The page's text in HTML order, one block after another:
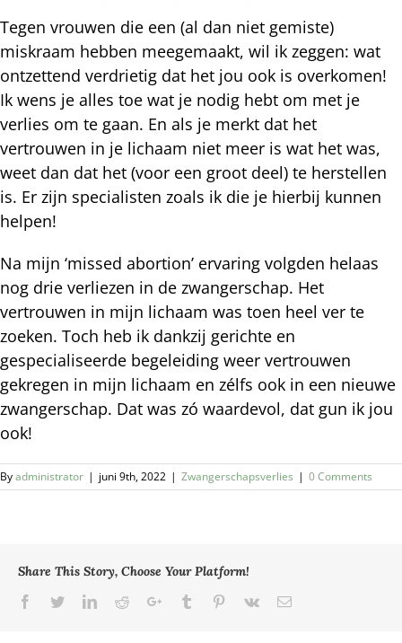
Tegen vrouwen die een (al dan niet gemiste)
miskraam hebben meegemaakt, wil ik zeggen: wat
ontzettend verdrietig dat het jou ook is overkomen!
Ik wens je alles toe wat je nodig hebt om met je
verlies om te gaan. En als je merkt dat het
vertrouwen in je lichaam niet meer is wat het was,
weet dan dat het (voor een groot deel) te herstellen
is. Er zijn specialisten zoals ik die je hierbij kunnen
helpen!
Na mijn ‘missed abortion’ ervaring volgden helaas
nog drie verliezen in de zwangerschap. Het
vertrouwen in mijn lichaam was toen heel ver te
zoeken. Toch heb ik dankzij gerichte en
gespecialiseerde begeleiding weer vertrouwen
gekregen in mijn lichaam en zélfs ook in een nieuwe
zwangerschap. Dat was zó waardevol, dat gun ik jou
ook!
Byadministrator | juni 9th, 2022 | Zwangerschapsverlies | 0 Comments
Share This Story, Choose Your Platform!
Facebook
TwitterLinkedIn
RedditGoogle+Tumblr Pinterest
Vk Email